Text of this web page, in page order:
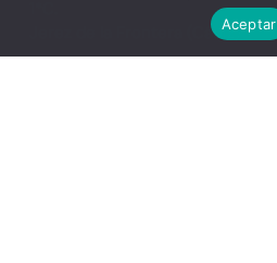
Jerez de la Frontera (Cádiz)Aceptar